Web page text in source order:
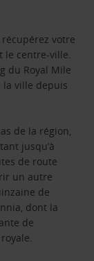
récupérez votre
le centre-ville.
du Royal Mile
la ville depuis
de la région,
jusqu’à
de route
un autre
de
dont la
de